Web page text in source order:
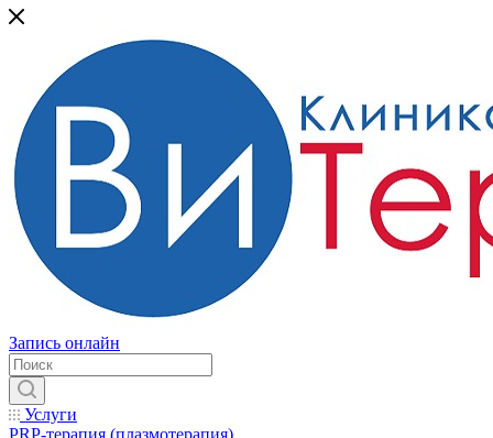
Запись онлайн
Услуги
PRP-терапия (плазмотерапия)